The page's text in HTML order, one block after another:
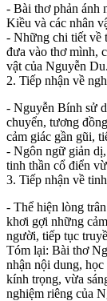
- Bài thơ phản ánh
Kiều và các nhân
- Những chi tiết về
đưa vào thơ mình,
vật của Nguyễn Du.
2. Tiếp nhận về
- Nguyễn Bính sử
chuyển, tương
cảm giác gần gũi,
- Ngôn ngữ giản
tinh thần cổ điển
3. Tiếp nhận về
- Thể hiện lòng
khơi gợi những
người, tiếp tục
Tóm lại: Bài thơ
nhận nội dung,
kính trọng, vừa
nghiệm riêng của